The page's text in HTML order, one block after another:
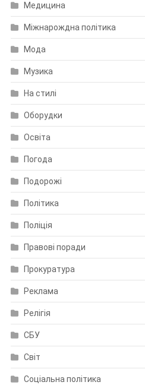
Медицина
Міжнарождна політика
Мода
Музика
На стилі
Оборудки
Освіта
Погода
Подорожі
Політика
Поліція
Правові поради
Прокуратура
Реклама
Релігія
СБУ
Світ
Соціальна політика